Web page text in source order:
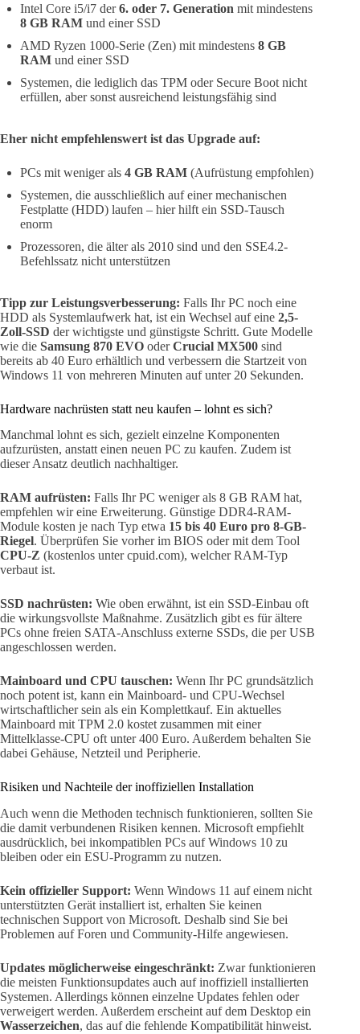
Intel Core i5/i7 der6. oder 7. Generation mit mindestens
8 GB RAM und einer SSD
AMD Ryzen 1000-Serie (Zen) mit mindestens 8 GB
RAM und einer SSD
Systemen, die lediglich das TPM oder Secure Boot nicht
erfüllen, aber sonst ausreichend leistungsfähig sind
Eher nicht empfehlenswert ist das Upgrade auf:
PCs mit weniger als 4 GB RAM (Aufrüstung empfohlen)
Systemen, die ausschließlich auf einer mechanischen
Festplatte (HDD) laufen – hier hilft ein SSD-Tausch
enorm
Prozessoren, die älter als 2010 sind und den SSE4.2-
Befehlssatz nicht unterstützen
Tipp zur Leistungsverbesserung: Falls Ihr PC noch eine
HDD als Systemlaufwerk hat, ist ein Wechsel auf eine 2,5-
Zoll-SSD der wichtigste und günstigste Schritt. Gute Modelle
wie die Samsung 870 EVO oderCrucial MX500 sind
bereits ab 40 Euro erhältlich und verbessern die Startzeit von
Windows 11 von mehreren Minuten auf unter 20 Sekunden.
Hardware nachrüsten statt neu kaufen – lohnt es sich?
Manchmal lohnt es sich, gezielt einzelne Komponenten
aufzurüsten, anstatt einen neuen PC zu kaufen. Zudem ist
dieser Ansatz deutlich nachhaltiger.
RAM aufrüsten: Falls Ihr PC weniger als 8 GB RAM hat,
empfehlen wir eine Erweiterung. Günstige DDR4-RAM-
Module kosten je nach Typ etwa 15 bis 40 Euro pro 8-GB-
Riegel. Überprüfen Sie vorher im BIOS oder mit dem Tool
CPU-Z (kostenlos unter cpuid.com), welcher RAM-Typ
verbaut ist.
SSD nachrüsten: Wie oben erwähnt, ist ein SSD-Einbau oft
die wirkungsvollste Maßnahme. Zusätzlich gibt es für ältere
PCs ohne freien SATA-Anschluss externe SSDs, die per USB
angeschlossen werden.
Mainboard und CPU tauschen: Wenn Ihr PC grundsätzlich
noch potent ist, kann ein Mainboard- und CPU-Wechsel
wirtschaftlicher sein als ein Komplettkauf. Ein aktuelles
Mainboard mit TPM 2.0 kostet zusammen mit einer
Mittelklasse-CPU oft unter 400 Euro. Außerdem behalten Sie
dabei Gehäuse, Netzteil und Peripherie.
Risiken und Nachteile der inoffiziellen Installation
Auch wenn die Methoden technisch funktionieren, sollten Sie
die damit verbundenen Risiken kennen. Microsoft empfiehlt
ausdrücklich, bei inkompatiblen PCs auf Windows 10 zu
bleiben oder ein ESU-Programm zu nutzen.
Kein offizieller Support: Wenn Windows 11 auf einem nicht
unterstützten Gerät installiert ist, erhalten Sie keinen
technischen Support von Microsoft. Deshalb sind Sie bei
Problemen auf Foren und Community-Hilfe angewiesen.
Updates möglicherweise eingeschränkt: Zwar funktionieren
die meisten Funktionsupdates auch auf inoffiziell installierten
Systemen. Allerdings können einzelne Updates fehlen oder
verweigert werden. Außerdem erscheint auf dem Desktop ein
Wasserzeichen, das auf die fehlende Kompatibilität hinweist.